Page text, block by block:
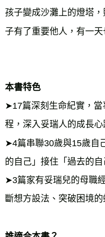
孩子變成沙灘上的燈塔
子有了重要他人，有一
本書特色
➤17篇深刻生命紀實，
程，深入妥瑞人的成長心
➤4篇串聯30歲與15歲自
的自己」接住「過去的自
➤3篇家有妥瑞兒的母職
斷想方設法、突破困境的